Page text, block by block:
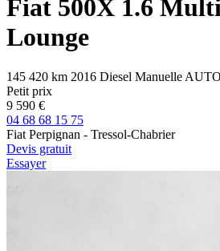
Fiat 500X 1.6
Lounge
145 420 km 2016 Diesel Manuelle
Petit prix
9 590 €
04 68 68 15 75
Fiat Perpignan - Tressol-Chabrier
Devis gratuit
Essayer